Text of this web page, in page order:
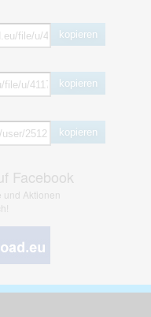
kopieren
kopieren
kopieren
Facebook
und Aktionen